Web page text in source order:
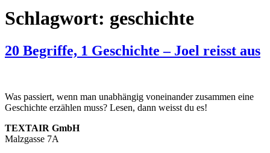
Schlagwort: geschichte
20 Begriffe, 1 Geschichte – Joel reisst aus
Was passiert, wenn man unabhängig voneinander zusammen eine
Geschichte erzählen muss? Lesen, dann weisst du es!
TEXTAIR GmbH
Malzgasse 7A